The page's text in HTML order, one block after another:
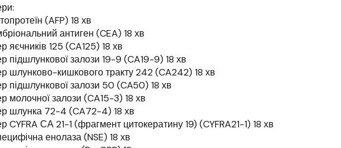
(AFP) 18 хв
антиген (CEA) 18 хв
яєчників 125 (CA125) 18 хв
підшлункової залози 19-9 (CA19-9) 18 хв
шлунково-кишкового тракту 242 (CA242) 18 хв
підшлункової залози 50 (CA50) 18 хв
молочної залози (CA15-3) 18 хв
шлунка 72-4 (CA72-4) 18 хв
CYFRA СА 21-1 (фрагмент цитокератину 19) (CYFRA21-1) 18 хв
енолаза (NSE) 18 хв